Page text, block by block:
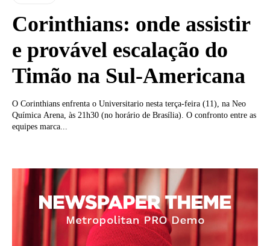
Corinthians: onde assistir
e provável escalação do
Timão na Sul-Americana
O Corinthians enfrenta o Universitario nesta terça-feira (11), na Neo
Química Arena, às 21h30 (no horário de Brasília). O confronto entre as
equipes marca...